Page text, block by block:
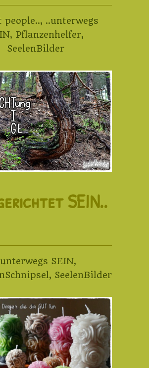
people.., ..unterwegs
, Pflanzenhelfer,
SeelenBilder
SEIN..
SEIN,
, SeelenBilder